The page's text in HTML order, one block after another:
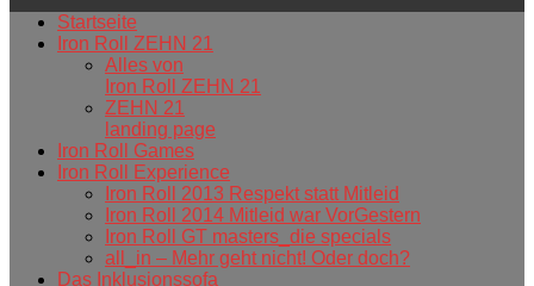
Startseite
Iron Roll ZEHN 21
Alles von
Iron Roll ZEHN 21
ZEHN 21
landing page
Iron Roll Games
Iron Roll Experience
Iron Roll 2013 Respekt statt Mitleid
Iron Roll 2014 Mitleid war VorGestern
Iron Roll GT masters_die specials
all_in – Mehr geht nicht! Oder doch?
Das Inklusionssofa